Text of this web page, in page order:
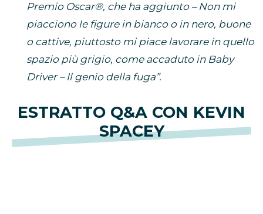
Premio Oscar®, che ha aggiunto – Non mi
piacciono le figure in bianco o in nero, buone
o cattive, piuttosto mi piace lavorare in quello
spazio più grigio, come accaduto in Baby
Driver – Il genio della fuga”.
ESTRATTO Q&A CON KEVIN
SPACEY